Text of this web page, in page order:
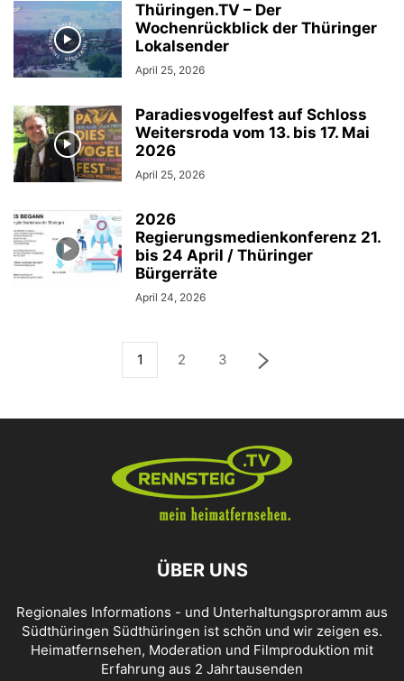
Thüringen.TV – Der
Wochenrückblick der Thüringer
Lokalsender
April 25, 2026
Paradiesvogelfest auf Schloss
Weitersroda vom 13. bis 17. Mai
2026
April 25, 2026
2026
Regierungsmedienkonferenz 21.
bis 24 April / Thüringer
Bürgerräte
April 24, 2026
1 2 3
ÜBER UNS
Regionales Informations - und Unterhaltungsproramm aus
Südthüringen Südthüringen ist schön und wir zeigen es.
Heimatfernsehen, Moderation und Filmproduktion mit
Erfahrung aus 2 Jahrtausenden